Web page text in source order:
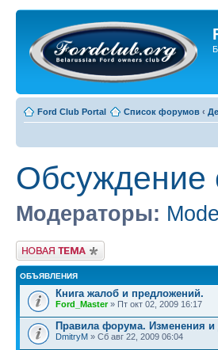
Ford Club Portal Список форумов ‹
Обсуждение
Модераторы:
Новая тема
ОБЪЯВЛЕНИЯ
Книга жалоб и предложений.
Ford_Master» Пт окт 02, 2009 16:17
Правила форума. Изменения и
DmitryM » Сб авг 22, 2009 06:04